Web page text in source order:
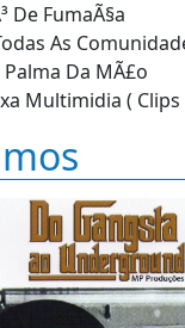
De FumaÃ§a
As
Palma Da MÃ£o
Multimidia (